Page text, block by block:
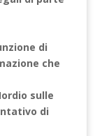
di
che
sulle
di